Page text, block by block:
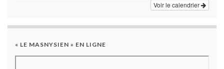
Voir le calendrier
« LE MASNYSIEN » EN LIGNE